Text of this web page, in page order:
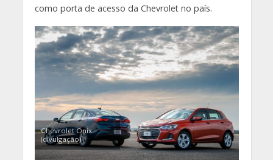
como porta de acesso da Chevrolet no país.
Chevrolet Onix
(divulgação)